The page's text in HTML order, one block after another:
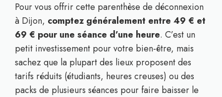
Pour vous offrir cette parenthèse de déconnexion
à Dijon, comptez généralement entre 49 € et
69 € pour une séance d’une heure. C’est un
petit investissement pour votre bien-être, mais
sachez que la plupart des lieux proposent des
tarifs réduits (étudiants, heures creuses) ou des
packs de plusieurs séances pour faire baisser le